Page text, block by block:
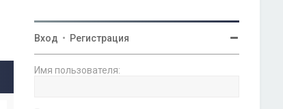
Вход • Регистрация
Имя пользователя: